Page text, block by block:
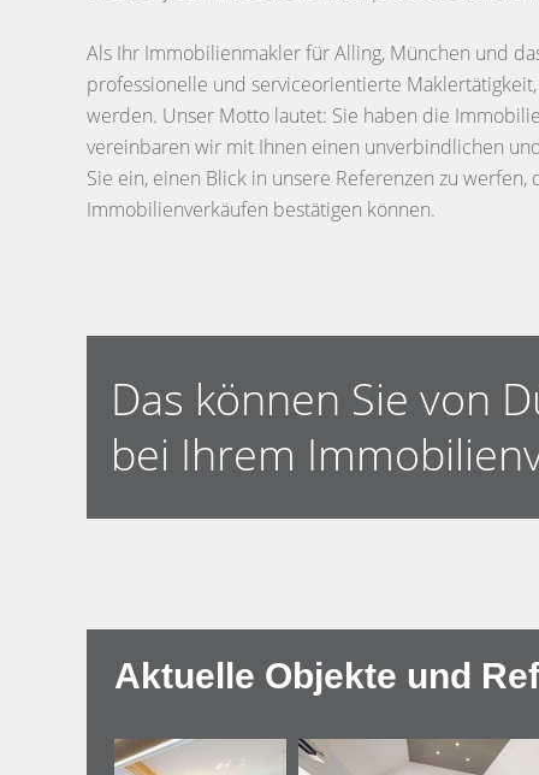
Als Ihr Immobilienmakler für Alling, München und
professionelle und serviceorientierte
werden. Unser Motto lautet: Sie haben die
vereinbaren wir mit Ihnen einen unverbindlichen
Sie ein, einen Blick in unsere Referenzen zu
Immobilienverkäufen bestätigen können.
Das können Sie von
bei Ihrem
Aktuelle Objekte und